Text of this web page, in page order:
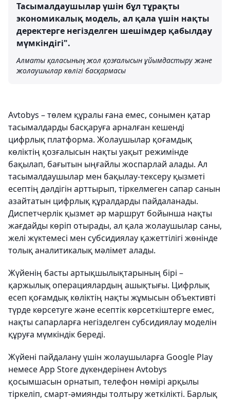
Тасымалдаушылар үшін бұл тұрақты
экономикалық модель, ал қала үшін нақты
деректерге негізделген шешімдер қабылдау
мүмкіндігі".
Алматы қаласының жол қозғалысын ұйымдастыру және
жолаушылар көлігі басқармасы
Avtobys – төлем құралы ғана емес, сонымен қатар
тасымалдарды басқаруға арналған кешенді
цифрлық платформа. Жолаушылар қоғамдық
көліктің қозғалысын нақты уақыт режимінде
бақылап, бағытын ыңғайлы жоспарлай алады. Ал
тасымалдаушылар мен бақылау-тексеру қызметі
есептің дәлдігін арттырып, тіркелмеген сапар санын
азайтатын цифрлық құралдарды пайдаланады.
Диспетчерлік қызмет әр маршрут бойынша нақты
жағдайды көріп отырады, ал қала жолаушылар саны,
желі жүктемесі мен субсидиялау қажеттілігі жөнінде
толық аналитикалық мәлімет алады.
Жүйенің басты артықшылықтарының бірі –
қаржылық операциялардың ашықтығы. Цифрлық
есеп қоғамдық көліктің нақты жұмысын объективті
түрде көрсетуге және есептік көрсеткіштерге емес,
нақты сапарларға негізделген субсидиялау моделін
құруға мүмкіндік береді.
Жүйені пайдалану үшін жолаушыларға Google Play
немесе App Store дүкендерінен Avtobys
қосымшасын орнатып, телефон нөмірі арқылы
тіркеліп, смарт-әмиянды толтыру жеткілікті. Барлық